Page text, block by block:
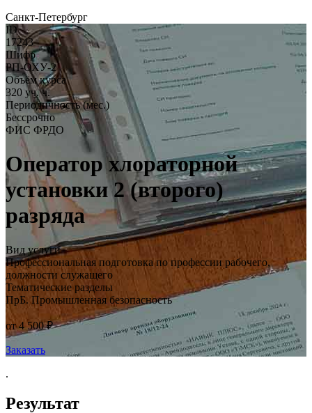
Санкт-Петербург
ID
17243
Шифр
РП-ОХУ-2
Объём курса
320 уч. ч.
Периодичность (мес.)
Бессрочно
ФИС ФРДО
Оператор хлораторной
установки 2 (второго)
разряда
Вид услуги
Профессиональная подготовка по профессии рабочего,
должности служащего
Тематические разделы
ПрБ. Промышленная безопасность
от 4 500 ₽
Заказать
.
Результат